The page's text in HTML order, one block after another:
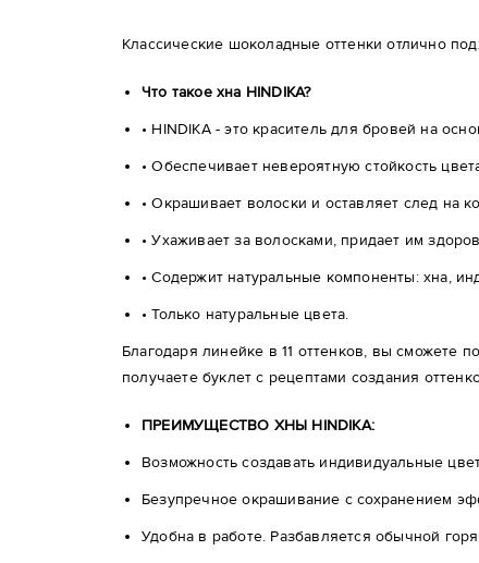
Классические шоколадные оттенки отлично
Что такое хна HINDIKA?
• HINDIKA - это краситель для бровей на
• Обеспечивает невероятную стойкость
• Окрашивает волоски и оставляет след на
• Ухаживает за волосками, придает им
• Содержит натуральные компоненты: хна,
• Только натуральные цвета.
Благодаря линейке в 11 оттенков, вы сможете
получаете буклет с рецептами создания
ПРЕИМУЩЕСТВО ХНЫ HINDIKA:
Возможность создавать индивидуальные
Безупречное окрашивание с сохранением
Удобна в работе. Разбавляется обычной